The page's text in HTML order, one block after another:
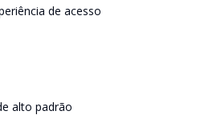
de acesso
alto padrão